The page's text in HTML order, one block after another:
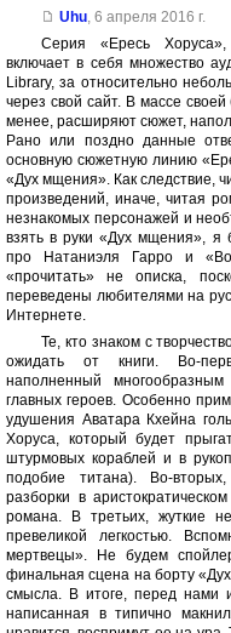
Uhu, 6 апреля 2016 г.
Серия «Ересь
включает в себя множество
Library, за относительно
через свой сайт. В массе
менее, расширяют сюжет,
Рано или поздно данные
основную сюжетную линию
«Дух мщения». Как следствие,
произведений, иначе, читая
незнакомых персонажей и
взять в руки «Дух мщения», я
про Натаниэля Гарро и
«прочитать» не описка,
переведены любителями на
Интернете.
Те, кто знаком с
ожидать от книги. Во-
наполненный
главных героев. Особенно
удушения Аватара Кхейна
Хоруса, который будет
штурмовых кораблей и в
подобие титана). Во-
разборки в
романа. В третьих, жуткие
превеликой легкостью.
мертвецы». Не будем
финальная сцена на борту
смысла. В итоге, перед нами
написанная в типично